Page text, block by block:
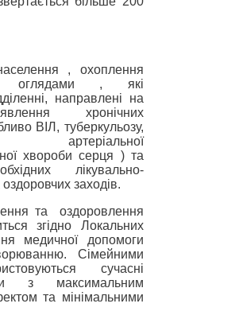
, охоплення
оглядами , які
направлені на
хронічних
ВІЛ, туберкульозу,
артеріальної
хвороби серця ) та
лікувально-
заходів.
та
оздоровлення
згідно Локальних
медичної допомоги
Сімейними
сучасні
з максимальним
та мінімальними